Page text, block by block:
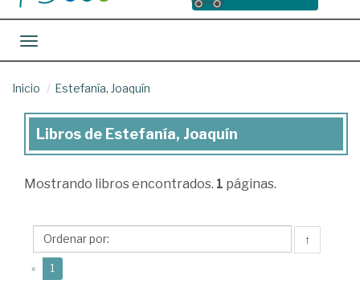
Toggle navigation
Inicio Estefanía, Joaquín
Libros
Estefanía,
Libros de Estefanía, Joaquín
Mostrando libros encontrados. 1 páginas.
↑
« 1